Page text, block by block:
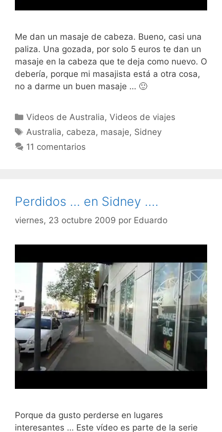
Me dan un masaje de cabeza. Bueno, casi una
paliza. Una gozada, por solo 5 euros te dan un
masaje en la cabeza que te deja como nuevo. O
debería, porque mi masajista está a otra cosa,
no a darme un buen masaje … 🙂
Categorías
Videos de Australia,Videos de viajes
Etiquetas
Australia, cabeza, masaje, Sidney
11 comentarios
Perdidos … en Sidney ….
viernes, 23 octubre 2009 por Eduardo
Porque da gusto perderse en lugares
interesantes … Este vídeo es parte de la serie